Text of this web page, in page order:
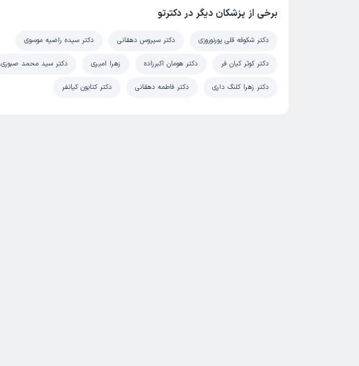
برخی از پزشکان دیگر در دکترتو
دکتر شکوفه قلی پورنوروزی دکتر سیروس دهقانی دکتر سیده راضیه موسوی
دکتر کوثر کیان فر دکتر هومان اکبرزاده زهرا امیری دکتر سید محمد صبوری
دکتر زهرا کلنگ داری دکتر فاطمه دهقانی دکتر کتایون کیانفر